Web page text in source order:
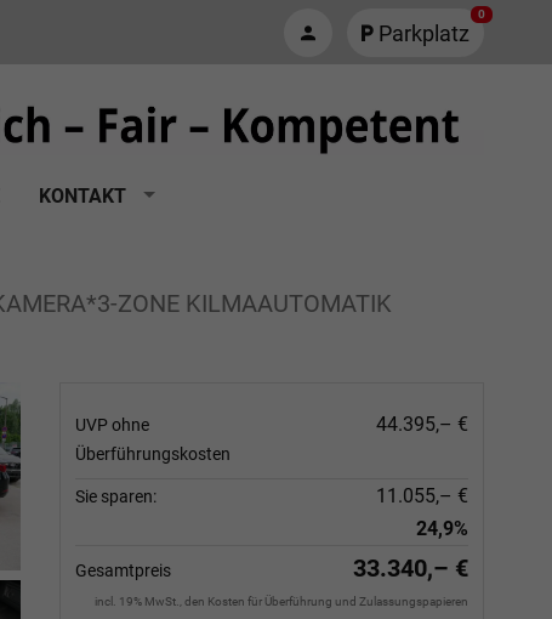
Parkplatz
0
KONTAKT
ZONE KILMAAUTOMATIK
UVP ohne
Überführungskosten
44.395,– €
Sie sparen:
11.055,– €
24,9%
Gesamtpreis 33.340,– €
incl. 19% MwSt., den Kosten für Überführung und Zulassungspapieren